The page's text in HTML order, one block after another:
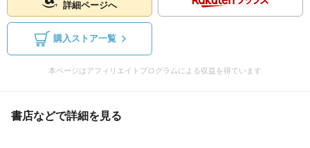
詳細ページへ
購入ストア一覧
本ページはアフィリエイトプログラムによる収益を得ています
書店などで詳細を見る